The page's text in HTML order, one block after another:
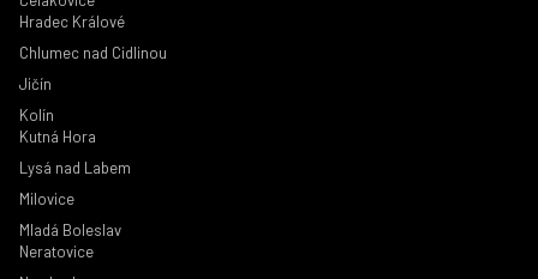
Hradec Králové
Chlumec nad Cidlinou
Jičín
Kolín
Kutná Hora
Lysá nad Labem
Milovice
Mladá Boleslav
Neratovice